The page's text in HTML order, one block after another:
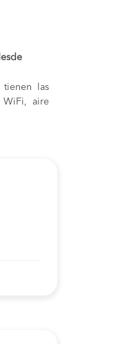
tienen las
WiFi, aire